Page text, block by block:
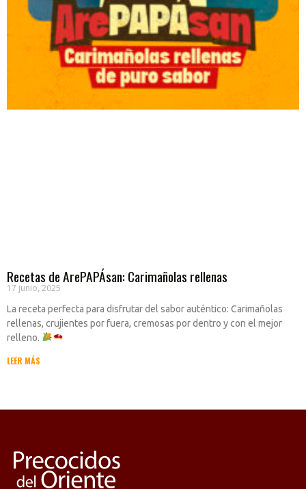
Recetas de ArePAPÁsan: Carimañolas rellenas
17 junio, 2025
La receta perfecta para disfrutar del sabor auténtico: Carimañolas
rellenas, crujientes por fuera, cremosas por dentro y con el mejor
relleno.
LEER MÁS